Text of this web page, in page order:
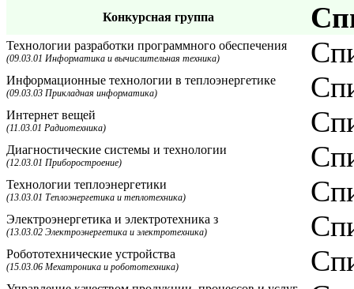
Конкурсная группа
Технологии разработки программного обеспечения
(09.03.01 Информатика и вычислительная техника)
Информационные технологии в теплоэнергетике
(09.03.03 Прикладная информатика)
Интернет вещей
(11.03.01 Радиотехника)
Диагностические системы и технологии
(12.03.01 Приборостроение)
Технологии теплоэнергетики
(13.03.01 Теплоэнергетика и теплотехника)
Электроэнергетика и электротехника з
(13.03.02 Электроэнергетика и электротехника)
Робототехнические устройства
(15.03.06 Мехатроника и робототехника)